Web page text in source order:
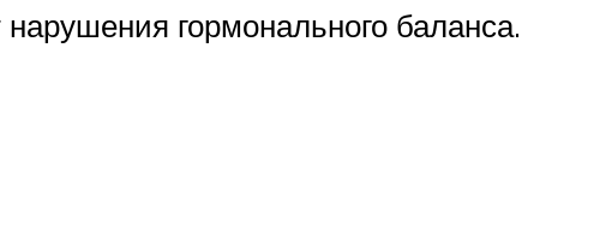
гормонального баланса.